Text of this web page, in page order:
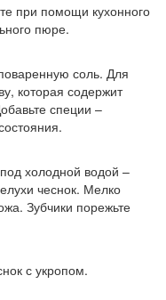
при помощи кухонного
пюре.
соль. Для
которая содержит
специи –
холодной водой –
чеснок. Мелко
Зубчики порежьте
с укропом.